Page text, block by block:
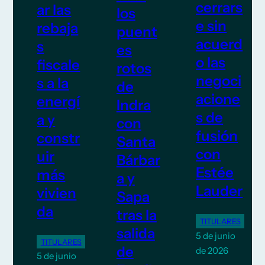
ar las
rebaja
s
fiscale
s a la
energí
a y
constr
uir
más
vivien
da
TITULARES
5 de junio
los
puent
es
rotos
de
Indra
con
Santa
Bárbar
a y
Sapa
tras la
salida
de
cerrars
e sin
acuerd
o las
negoci
acione
s de
fusión
con
Estée
Lauder
TITULARES
5 de junio
de 2026